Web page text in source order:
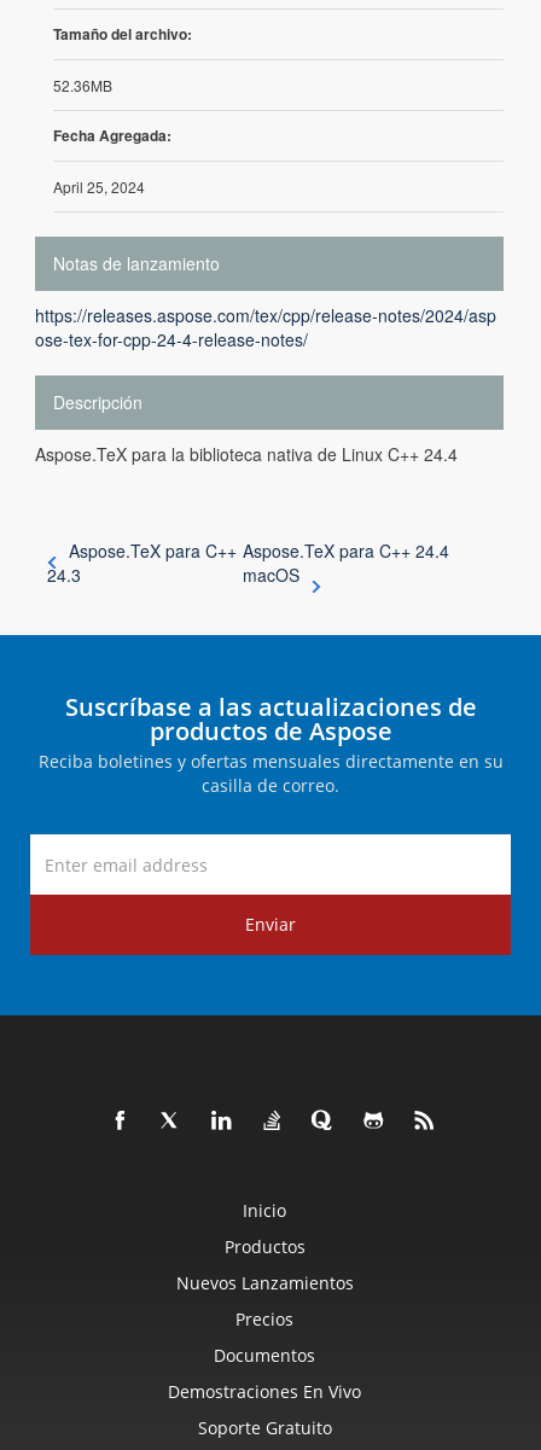
Tamaño del archivo:
52.36MB
Fecha Agregada:
April 25, 2024
Notas de lanzamiento
https://releases.aspose.com/tex/cpp/release-notes/2024/asp
ose-tex-for-cpp-24-4-release-notes/
Descripción
Aspose.TeX para la biblioteca nativa de Linux C++ 24.4
Aspose.TeX para C++
24.3
Aspose.TeX para C++ 24.4
macOS
Suscríbase a las actualizaciones de
productos de Aspose
Reciba boletines y ofertas mensuales directamente en su
casilla de correo.
Enviar
Inicio
Productos
Nuevos Lanzamientos
Precios
Documentos
Demostraciones En Vivo
Soporte Gratuito